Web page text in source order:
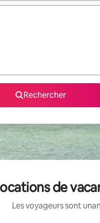
Rechercher
de
Les voyageurs sont